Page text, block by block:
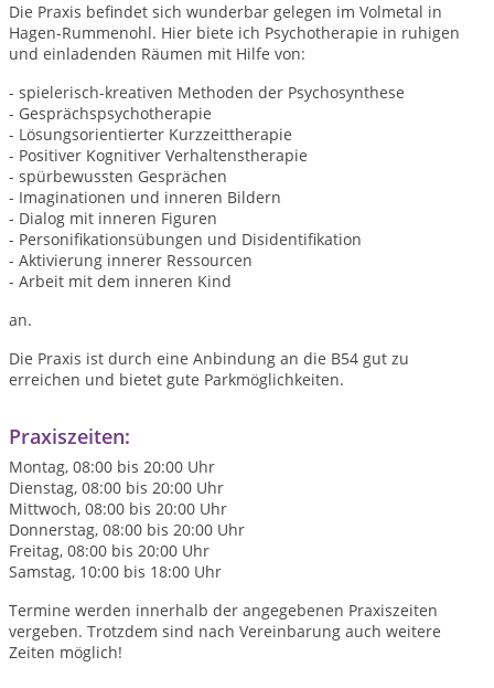
Die Praxis befindet sich wunderbar gelegen im Volmetal in
Hagen-Rummenohl. Hier biete ich Psychotherapie in ruhigen
und einladenden Räumen mit Hilfe von:
- spielerisch-kreativen Methoden der Psychosynthese
- Gesprächspsychotherapie
- Lösungsorientierter Kurzzeittherapie
- Positiver Kognitiver Verhaltenstherapie
- spürbewussten Gesprächen
- Imaginationen und inneren Bildern
- Dialog mit inneren Figuren
- Personifikationsübungen und Disidentifikation
- Aktivierung innerer Ressourcen
- Arbeit mit dem inneren Kind
an.
Die Praxis ist durch eine Anbindung an die B54 gut zu
erreichen und bietet gute Parkmöglichkeiten.
Praxiszeiten:
Montag, 08:00 bis 20:00 Uhr
Dienstag, 08:00 bis 20:00 Uhr
Mittwoch, 08:00 bis 20:00 Uhr
Donnerstag, 08:00 bis 20:00 Uhr
Freitag, 08:00 bis 20:00 Uhr
Samstag, 10:00 bis 18:00 Uhr
Termine werden innerhalb der angegebenen Praxiszeiten
vergeben. Trotzdem sind nach Vereinbarung auch weitere
Zeiten möglich!